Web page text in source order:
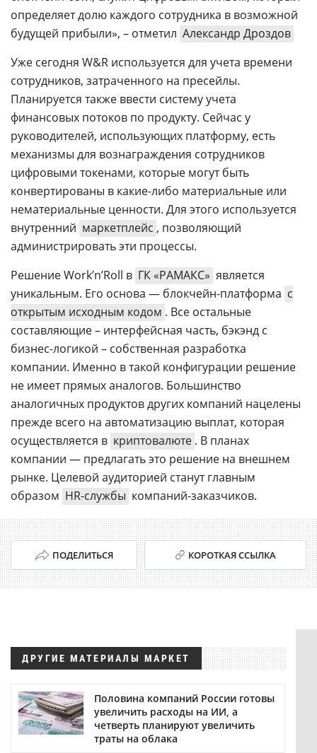
определяет долю каждого сотрудника в возможной
будущей прибыли», – отметил Александр Дроздов
Уже сегодня W&R используется для учета времени
сотрудников, затраченного на пресейлы.
Планируется также ввести систему учета
финансовых потоков по продукту. Сейчас у
руководителей, использующих платформу, есть
механизмы для вознаграждения сотрудников
цифровыми токенами, которые могут быть
конвертированы в какие-либо материальные или
нематериальные ценности. Для этого используется
внутренний маркетплейс , позволяющий
администрировать эти процессы.
Решение Work’n’Roll в ГК «РАМАКС» является
уникальным. Его основа — блокчейн-платформа с
открытым исходным кодом . Все остальные
составляющие – интерфейсная часть, бэкэнд с
бизнес-логикой – собственная разработка
компании. Именно в такой конфигурации решение
не имеет прямых аналогов. Большинство
аналогичных продуктов других компаний нацелены
прежде всего на автоматизацию выплат, которая
осуществляется в криптовалюте . В планах
компании — предлагать это решение на внешнем
рынке. Целевой аудиторией станут главным
образом HR-службы компаний-заказчиков.
ПОДЕЛИТЬСЯ КОРОТКАЯ ССЫЛКА
ДРУГИЕ МАТЕРИАЛЫ МАРКЕТ
Половина компаний России готовы
увеличить расходы на ИИ, а
четверть планируют увеличить
траты на облака